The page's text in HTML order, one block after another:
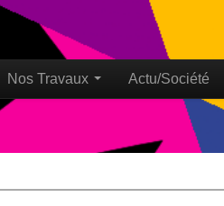
Nos Travaux Actu/Société